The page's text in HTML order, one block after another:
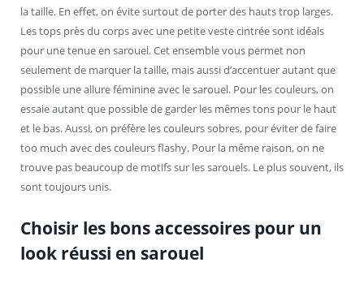
la taille. En effet, on évite surtout de porter des hauts trop larges.
Les tops près du corps avec une petite veste cintrée sont idéals
pour une tenue en sarouel. Cet ensemble vous permet non
seulement de marquer la taille, mais aussi d’accentuer autant que
possible une allure féminine avec le sarouel. Pour les couleurs, on
essaie autant que possible de garder les mêmes tons pour le haut
et le bas. Aussi, on préfère les couleurs sobres, pour éviter de faire
too much avec des couleurs flashy. Pour la même raison, on ne
trouve pas beaucoup de motifs sur les sarouels. Le plus souvent, ils
sont toujours unis.
Choisir les bons accessoires pour un
look réussi en sarouel